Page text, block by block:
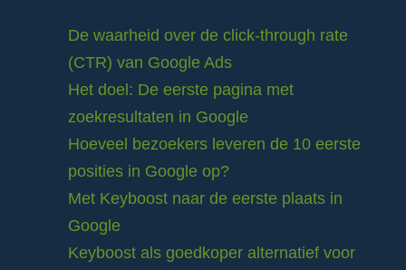
De waarheid over de click-through rate
(CTR) van Google Ads
Het doel: De eerste pagina met
zoekresultaten in Google
Hoeveel bezoekers leveren de 10 eerste
posities in Google op?
Met Keyboost naar de eerste plaats in
Google
Keyboost als goedkoper alternatief voor